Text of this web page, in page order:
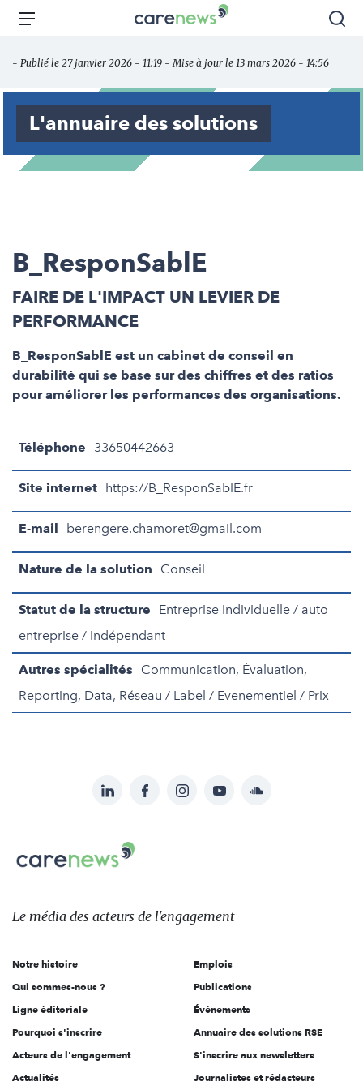
Aller
principal
Carenews,
des
acteurs
l'engagement
Menu
- Publié le 27 janvier 2026 - 11:19 - Mise à jour le 13 mars 2026 - 14:56
L'annuaire des solutions
B_ResponSablE
FAIRE DE L'IMPACT UN LEVIER DE
PERFORMANCE
B_ResponSablE est un cabinet de conseil en
durabilité qui se base sur des chiffres et des ratios
pour améliorer les performances des organisations.
Téléphone 33650442663
Site internet https://B_ResponSablE.fr
E-mail berengere.chamoret@gmail.com
Nature de la solution Conseil
Statut de la structure
Entreprise individuelle / auto
entreprise / indépendant
Autres spécialités
Communication, Évaluation,
Reporting, Data, Réseau / Label / Evenementiel / Prix
sur:
LinkedInFacebookInstagramYouTubeSoundcloud
Carenews,
Le
des
l'engagement
Le média des acteurs de l'engagement
Notre histoire
Qui sommes-nous ?
Ligne éditoriale
Pourquoi s'inscrire
Acteurs de l'engagement
Actualités
Emplois
Publications
Évènements
Annuaire des solutions RSE
S'inscrire aux newsletters
Journalistes et rédacteurs